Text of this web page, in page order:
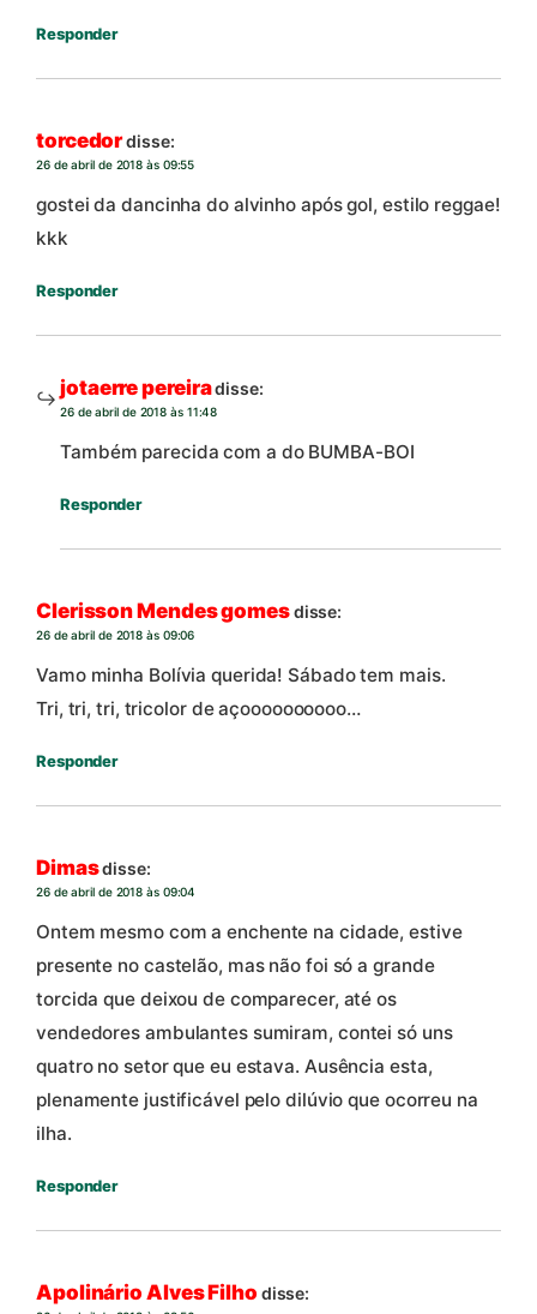
Responder
torcedordisse:
26 de abril de 2018 às 09:55
gostei da dancinha do alvinho após gol, estilo reggae!
kkk
Responder
jotaerre pereiradisse:
26 de abril de 2018 às 11:48
Também parecida com a do BUMBA-BOI
Responder
Clerisson Mendes gomesdisse:
26 de abril de 2018 às 09:06
Vamo minha Bolívia querida! Sábado tem mais.
Tri, tri, tri, tricolor de açoooooooooo…
Responder
Dimasdisse:
26 de abril de 2018 às 09:04
Ontem mesmo com a enchente na cidade, estive
presente no castelão, mas não foi só a grande
torcida que deixou de comparecer, até os
vendedores ambulantes sumiram, contei só uns
quatro no setor que eu estava. Ausência esta,
plenamente justificável pelo dilúvio que ocorreu na
ilha.
Responder
Apolinário Alves Filho disse: